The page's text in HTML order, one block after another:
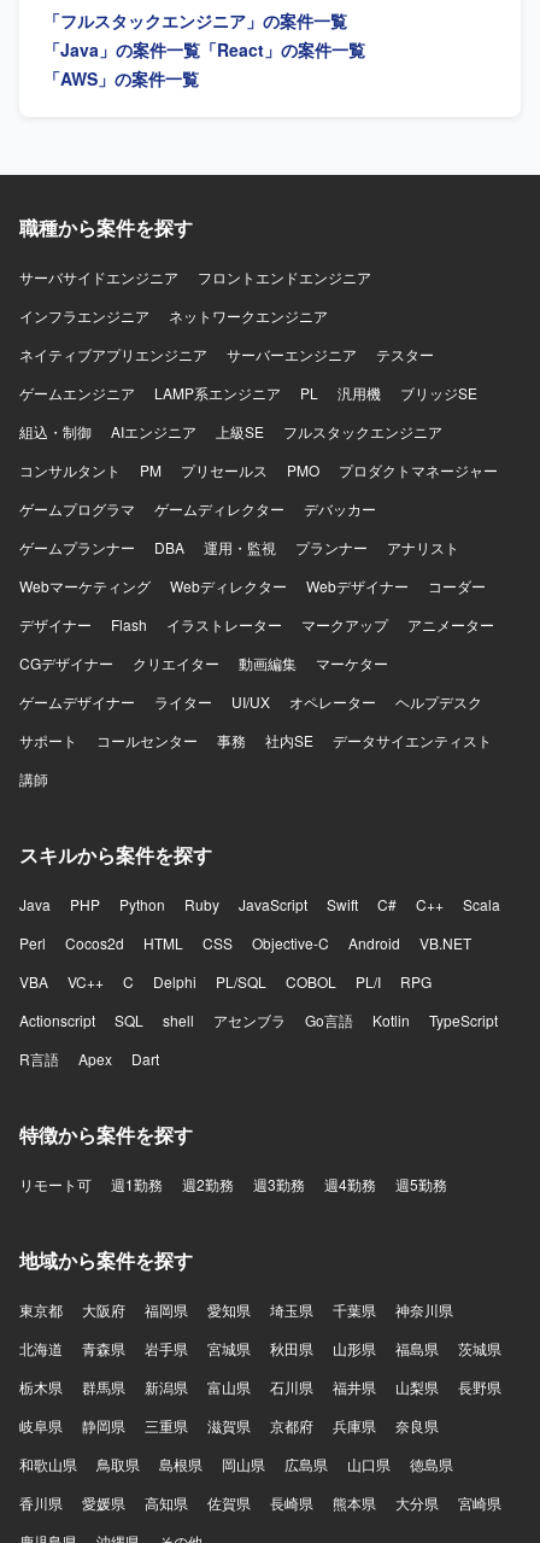
TypeScript（React）、インフラはAWS、データベースは
PostgreSQLを使用します。
「フルスタックエンジニア」の案件一覧
「Java」の案件一覧 「React」の案件一覧
「AWS」の案件一覧
職種から案件を探す
サーバサイドエンジニア
フロントエンドエンジニア
インフラエンジニア
ネットワークエンジニア
ネイティブアプリエンジニア
サーバーエンジニア
テスター
ゲームエンジニア
LAMP系エンジニア PL 汎用機
ブリッジSE
組込・制御
AIエンジニア 上級SE
フルスタックエンジニア
コンサルタント
PM プリセールス PMO
プロダクトマネージャー
ゲームプログラマ
ゲームディレクター
デバッカー
ゲームプランナー
DBA 運用・監視 プランナー
アナリスト
Webマーケティング
Webディレクター Webデザイナー
コーダー
デザイナー
Flash イラストレーター マークアップ
アニメーター
CGデザイナー
クリエイター 動画編集
マーケター
ゲームデザイナー
ライター UI/UX オペレーター
ヘルプデスク
サポート
コールセンター 事務 社内SE
データサイエンティスト
講師
スキルから案件を探す
Java PHP Python Ruby JavaScript Swift C# C++
Scala
Perl
Cocos2d HTML CSS Objective-C Android
VB.NET
VBA
VC++ C Delphi PL/SQL COBOL PL/I
RPG
Actionscript
SQL shell アセンブラ Go言語 Kotlin
TypeScript
R言語
Apex Dart
特徴から案件を探す
リモート可 週1勤務 週2勤務 週3勤務 週4勤務 週5勤務
地域から案件を探す
東京都 大阪府 福岡県 愛知県 埼玉県 千葉県
神奈川県
北海道
青森県 岩手県 宮城県 秋田県 山形県 福島県
茨城県
栃木県
群馬県 新潟県 富山県 石川県 福井県 山梨県
長野県
岐阜県
静岡県 三重県 滋賀県 京都府 兵庫県
奈良県
和歌山県
鳥取県 島根県 岡山県 広島県 山口県
徳島県
香川県
愛媛県 高知県 佐賀県 長崎県 熊本県 大分県
宮崎県